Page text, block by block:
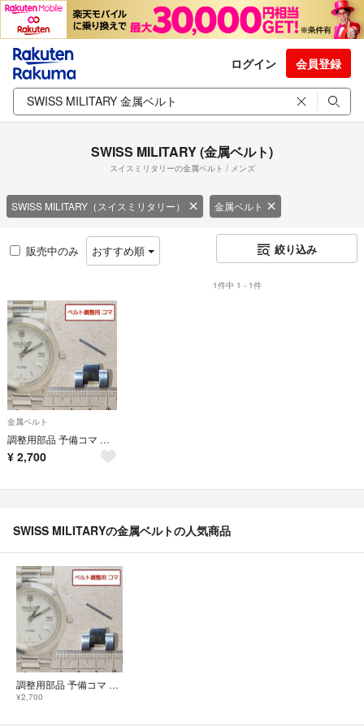
ログイン 会員登録
SWISS MILITARY (金属ベルト)
スイスミリタリーの金属ベルト / メンズ
SWISS MILITARY（スイスミリタリー） 金属ベルト
販売中のみ おすすめ順 絞り込み
1件中 1 - 1件
金属ベルト
調整用部品 予備コマ スイスミリタリー ハノワ 6-5023 用
¥ 2,700
SWISS MILITARYの金属ベルトの人気商品
調整用部品 予備コマ スイスミリタリー ハノワ 6-5023 用
¥2,700